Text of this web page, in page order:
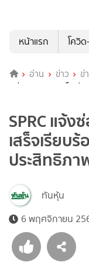
หน้าแรก
โควิ
อ่าน ข่าว ข่
หน่วย RFCCU เสร็จเ
SPRC แจ้ง
เสร็จเรียบ
ประสิทธิภา
ทันหุ้น
6 พฤศจิกายน